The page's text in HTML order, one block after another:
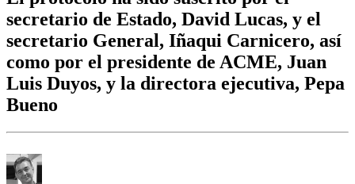
secretario de Estado, David Lucas, y el
secretario General, Iñaqui Carnicero, así
como por el presidente de ACME, Juan
Luis Duyos, y la directora ejecutiva, Pepa
Bueno